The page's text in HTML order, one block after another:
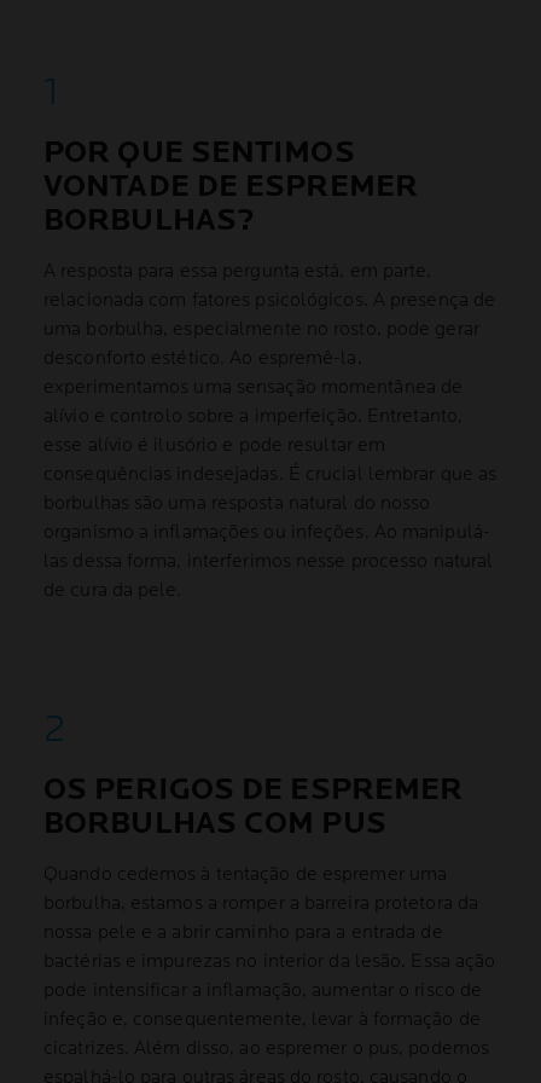
POR QUE SENTIMOS
VONTADE DE ESPREMER
BORBULHAS?
A resposta para essa pergunta está, em parte,
relacionada com fatores psicológicos. A presença de
uma borbulha, especialmente no rosto, pode gerar
desconforto estético. Ao espremê-la,
experimentamos uma sensação momentânea de
alívio e controlo sobre a imperfeição. Entretanto,
esse alívio é ilusório e pode resultar em
consequências indesejadas. É crucial lembrar que as
borbulhas são uma resposta natural do nosso
organismo a inflamações ou infeções. Ao manipulá-
las dessa forma, interferimos nesse processo natural
de cura da pele.
OS PERIGOS DE ESPREMER
BORBULHAS COM PUS
Quando cedemos à tentação de espremer uma
borbulha, estamos a romper a barreira protetora da
nossa pele e a abrir caminho para a entrada de
bactérias e impurezas no interior da lesão. Essa ação
pode intensificar a inflamação, aumentar o risco de
infeção e, consequentemente, levar à formação de
cicatrizes. Além disso, ao espremer o pus, podemos
espalhá-lo para outras áreas do rosto, causando o